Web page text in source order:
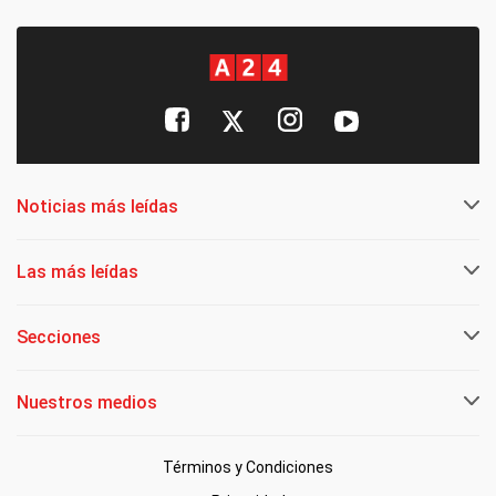
Noticias más leídas
Las más leídas
Secciones
Nuestros medios
Términos y Condiciones